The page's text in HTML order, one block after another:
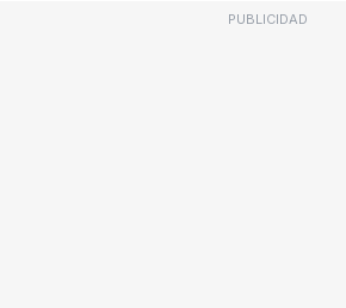
PUBLICIDAD